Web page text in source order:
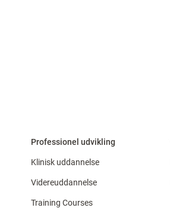
Professionel udvikling
Klinisk uddannelse
Videreuddannelse
Training Courses